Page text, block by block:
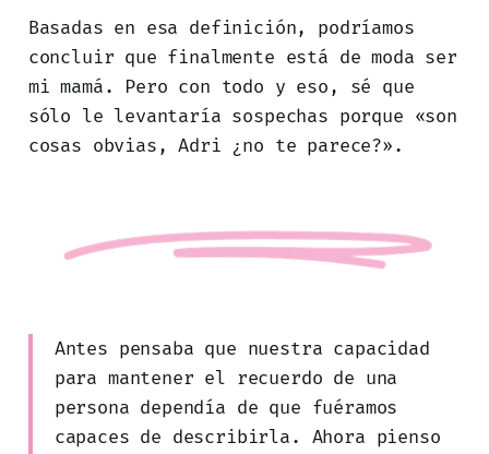
Basadas en esa definición, podríamos
concluir que finalmente está de moda ser
mi mamá. Pero con todo y eso, sé que
sólo le levantaría sospechas porque «son
cosas obvias, Adri ¿no te parece?».
Antes pensaba que nuestra capacidad
para mantener el recuerdo de una
persona dependía de que fuéramos
capaces de describirla. Ahora pienso